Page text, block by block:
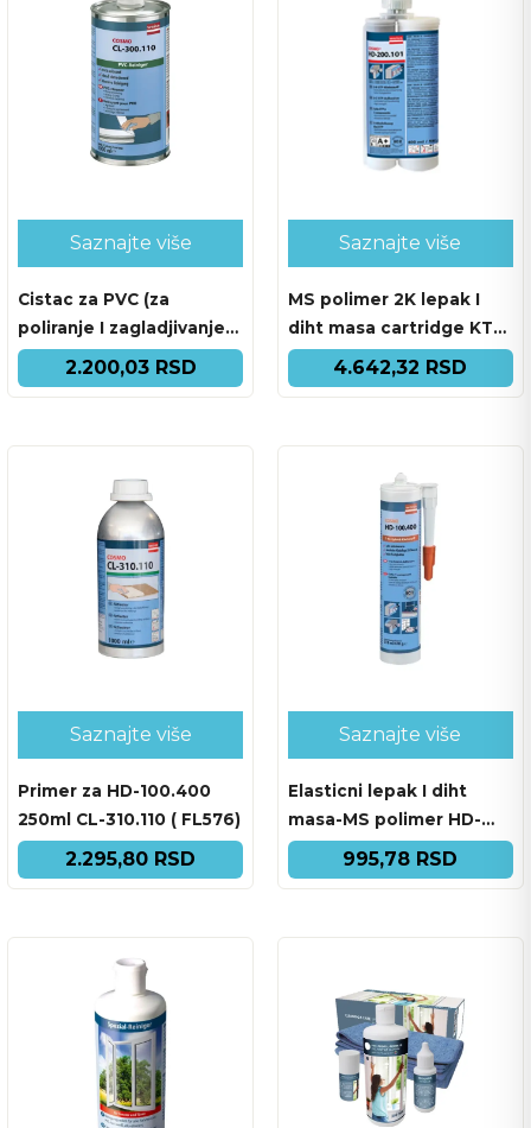
Saznajte više
Cistac za PVC (za
poliranje I zagladjivanje)
COSMO CL-300.110 1l
2.200,03 RSD
Saznajte više
MS polimer 2K lepak I
diht masa cartridge KTU
590g 4.642,32 RSD
Saznajte više
Primer za HD-100.400
250ml CL-310.110 ( FL576)
2.295,80 RSD
Saznajte više
Elasticni lepak I diht
masa-MS polimer HD-
100.400 310 ml
995,78 RSD